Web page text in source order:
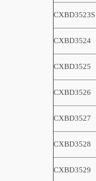
CXBD3523S
CXBD3524
CXBD3525
CXBD3526
CXBD3527
CXBD3528
CXBD3529